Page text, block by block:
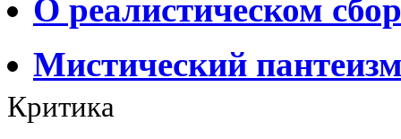
О реалистическом
Мистический
Критика